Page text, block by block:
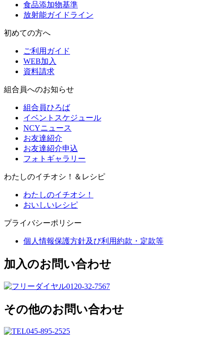
食品添加物基準
放射能ガイドライン
初めての方へ
ご利用ガイド
WEB加入
資料請求
組合員へのお知らせ
組合員ひろば
イベントスケジュール
NCYニュース
お友達紹介
お友達紹介申込
フォトギャラリー
わたしのイチオシ！＆レシピ
わたしのイチオシ！
おいしいレシピ
プライバシーポリシー
個人情報保護方針及び利用約款・定款等
加入のお問い合わせ
0120-32-7567
その他のお問い合わせ
045-895-2525